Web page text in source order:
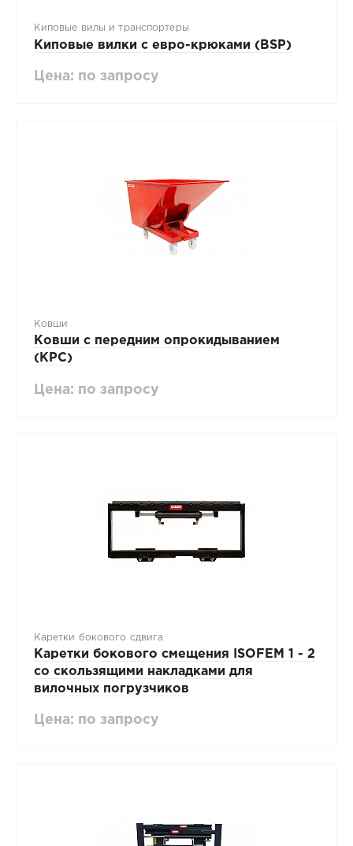
Киповые вилы и транспортеры
Киповые вилки с евро-крюками (BSP)
Цена: по запросу
Ковши
Ковши с передним опрокидыванием
(KPC)
Цена: по запросу
Каретки бокового сдвига
Каретки бокового смещения ISOFEM 1 - 2
со скользящими накладками для
вилочных погрузчиков
Цена: по запросу